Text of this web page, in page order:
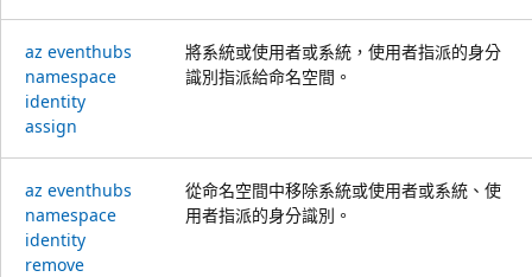
az eventhubs
namespace
identity
assign
將系統或使用者或系統，使用者指派的身分
識別指派給命名空間。
az eventhubs
namespace
identity
remove
從命名空間中移除系統或使用者或系統、使
用者指派的身分識別。